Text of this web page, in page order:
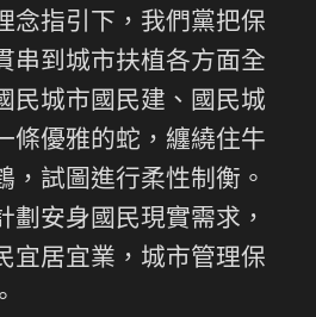
念指引下，我們黨把保
串到城市扶植各方面全
民城市國民建、國民城
條優雅的蛇，纏繞住牛
，試圖進行柔性制衡。
劃安身國民現實需求，
宜居宜業，城市管理保